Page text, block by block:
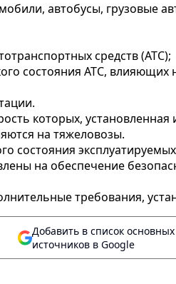
автобусы, грузовые
средств (АТС);
состояния АТС,
которых,
на тяжеловозы.
состояния
на обеспечение
требования,
Добавить в список основных
источников в Google